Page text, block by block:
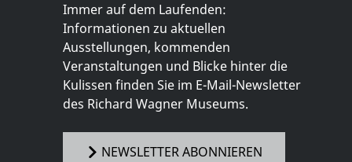
Immer auf dem Laufenden:
Informationen zu aktuellen
Ausstellungen, kommenden
Veranstaltungen und Blicke hinter die
Kulissen finden Sie im E-Mail-Newsletter
des Richard Wagner Museums.
NEWSLETTER ABONNIEREN